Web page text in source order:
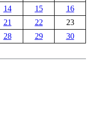
14 15
16
21 22
23
28 29
30